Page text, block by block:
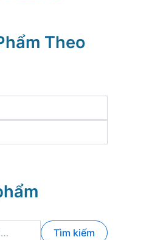
Theo
Tìm kiếm